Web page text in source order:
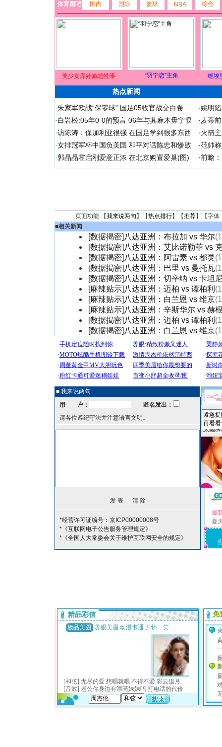
体育图吧 国内 国际 篮球 NBA 综合
美少女库娃尴尬性事 “羽宁恋”主角 维埃
热点新闻
·朱家军欧战“保零球” 国足05收官战交白卷
·白岩松:05年0-0的预言 06年与其麻木毋宁恨
·访陈涛：保加利亚很强 在国足学到很多东西
·女排冠军杯中国负美国 和平对话陈忠和惨败
·郭晶晶霍启刚爱意正浓 在北京购置爱巢(图)
·姚明
·麦蒂
·火箭
·范帅
·前瞻
页面功能 【我来说两句 】【热点排行】【推荐】【字体
■相关新闻
[数据揭密]八达亚洲：布拉加 vs 华尔
[数据揭密]八达亚洲：艾比诺勒菲 vs
[数据揭密]八达亚洲：阿雷素 vs 都灵
[数据揭密]八达亚洲：巴里 vs 曼托瓦
[数据揭密]八达亚洲：切辛纳 vs 卡坦
[麻辣贴示]八达亚洲：迈柏 vs 谭柏利
[麻辣贴示]八达亚洲：白兰恩 vs 维京
[麻辣贴示]八达亚洲：辛斯华尔 vs 赫
[数据揭密]八达亚洲：迈柏 vs 谭柏利
[数据揭密]八达亚洲：白兰恩 vs 维京
■ 我来说两句
用 户：
匿名发出：
请各位遵纪守法并注意语言文明。
*经营许可证编号：京ICP00000008号
*《互联网电子公告服务管理规定》
*《全国人大常委会关于维护互联网安全的规定》
最
夏